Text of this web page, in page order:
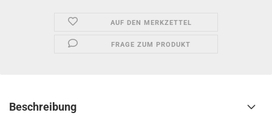
AUF DEN MERKZETTEL
FRAGE ZUM PRODUKT
Beschreibung